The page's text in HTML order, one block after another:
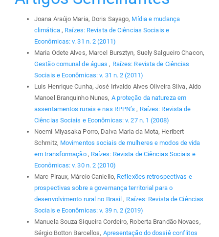
Joana Araújo Maria, Doris Sayago, Mídia e mudança
climática , Raízes: Revista de Ciências Sociais e
Econômicas: v. 31 n. 2 (2011)
Maria Odete Alves, Marcel Bursztyn, Suely Salgueiro Chacon,
Gestão comunal de águas , Raízes: Revista de Ciências
Sociais e Econômicas: v. 31 n. 2 (2011)
Luis Henrique Cunha, José Irivaldo Alves Oliveira Silva, Aldo
Manoel Branquinho Nunes, A proteção da natureza em
assentamentos rurais e nas RPPN’s , Raízes: Revista de
Ciências Sociais e Econômicas: v. 27 n. 1 (2008)
Noemi Miyasaka Porro, Dalva Maria da Mota, Heribert
Schmitz, Movimentos sociais de mulheres e modos de vida
em transformação , Raízes: Revista de Ciências Sociais e
Econômicas: v. 30 n. 2 (2010)
Marc Piraux, Márcio Caniello, Reflexões retrospectivas e
prospectivas sobre a governança territorial para o
desenvolvimento rural no Brasil , Raízes: Revista de Ciências
Sociais e Econômicas: v. 39 n. 2 (2019)
Manuela Souza Siqueira Cordeiro, Roberta Brandão Novaes,
Sérgio Botton Barcellos, Apresentação do dossiê conflitos